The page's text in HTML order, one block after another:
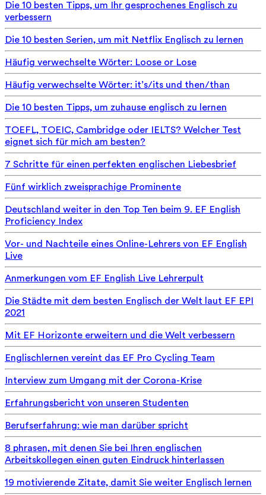
Die 10 besten Tipps, um Ihr gesprochenes Englisch zu
verbessern
Die 10 besten Serien, um mit Netflix Englisch zu lernen
Häufig verwechselte Wörter: Loose or Lose
Häufig verwechselte Wörter: it’s/its und then/than
Die 10 besten Tipps, um zuhause englisch zu lernen
TOEFL, TOEIC, Cambridge oder IELTS? Welcher Test
eignet sich für mich am besten?
7 Schritte für einen perfekten englischen Liebesbrief
Fünf wirklich zweisprachige Prominente
Deutschland weiter in den Top Ten beim 9. EF English
Proficiency Index
Vor- und Nachteile eines Online-Lehrers von EF English
Live
Anmerkungen vom EF English Live Lehrerpult
Die Städte mit dem besten Englisch der Welt laut EF EPI
2021
Mit EF Horizonte erweitern und die Welt verbessern
Englischlernen vereint das EF Pro Cycling Team
Interview zum Umgang mit der Corona-Krise
Erfahrungsbericht von unseren Studenten
Berufserfahrung: wie man darüber spricht
8 phrasen, mit denen Sie bei Ihren englischen
Arbeitskollegen einen guten Eindruck hinterlassen
19 motivierende Zitate, damit Sie weiter Englisch lernen